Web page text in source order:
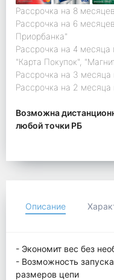
Рассрочка на 8
Рассрочка на 6
Приорбанка"
Рассрочка на 4 месяца
"Карта Покупок",
Рассрочка на 3
Рассрочка на 2 месяца
Возможна
любой точки РБ
Описание
- Экономит вес без
- Возможность
размеров цепи